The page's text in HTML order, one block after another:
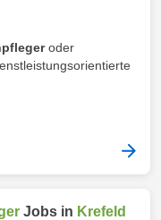
oder
Jobs in Krefeld